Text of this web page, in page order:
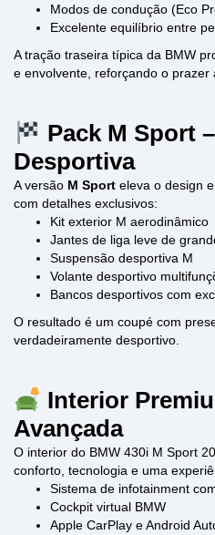
Modos de condução (Eco
Excelente equilíbrio entre
A tração traseira típica da BMW
e envolvente, reforçando o prazer
Pack M Sport
Desportiva
A versão M Sport eleva o design
com detalhes exclusivos:
Kit exterior M aerodinâmico
Jantes de liga leve de
Suspensão desportiva M
Volante desportivo
Bancos desportivos com
O resultado é um coupé com
verdadeiramente desportivo.
Interior
Avançada
O interior do BMW 430i M Sport
conforto, tecnologia e uma
Sistema de infotainment
Cockpit virtual BMW
Apple CarPlay e Android